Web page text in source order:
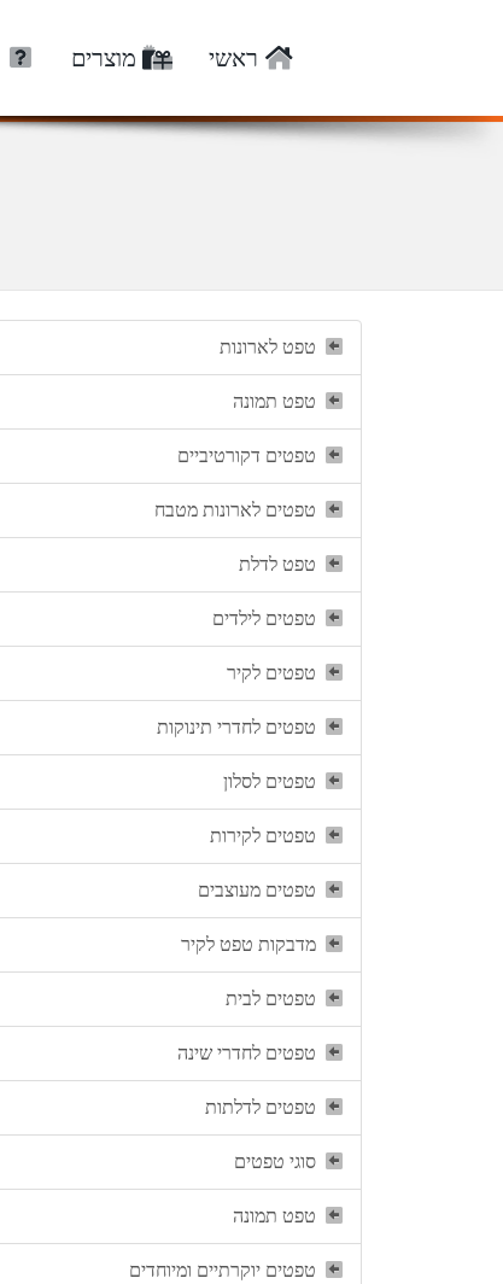
ראשי מוצרים
טפט לארונות
טפט תמונה
טפטים דקורטיביים
טפטים לארונות מטבח
טפט לדלת
טפטים לילדים
טפטים לקיר
טפטים לחדרי תינוקות
טפטים לסלון
טפטים לקירות
טפטים מעוצבים
מדבקות טפט לקיר
טפטים לבית
טפטים לחדרי שינה
טפטים לדלתות
סוגי טפטים
טפט תמונה
טפטים יוקרתיים ומיוחדים